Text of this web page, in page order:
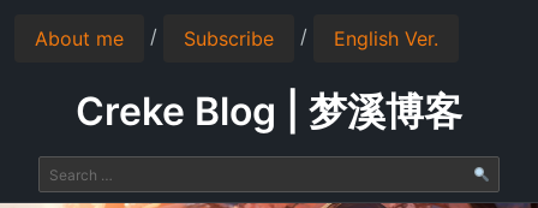
About me / Subscribe / English Ver.
Creke Blog | 梦溪博客